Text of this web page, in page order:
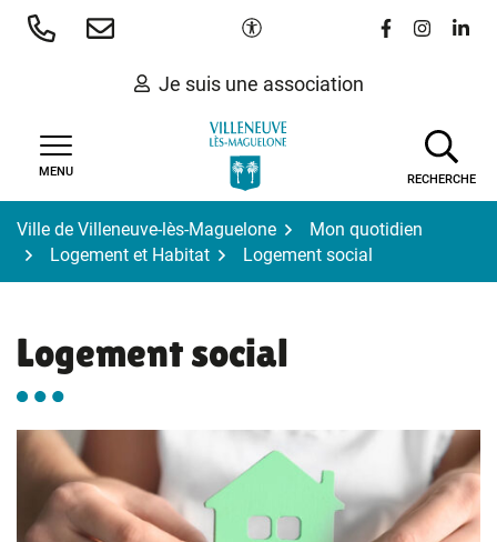
Aller
Paramètres d'accessibilité
Lien vers le
Lien vers
Lien
Je suis une association
MENU
RECHERCHE
Ville de Villeneuve-lès-Maguelone
Mon quotidien
Logement et Habitat
Logement social
Logement social